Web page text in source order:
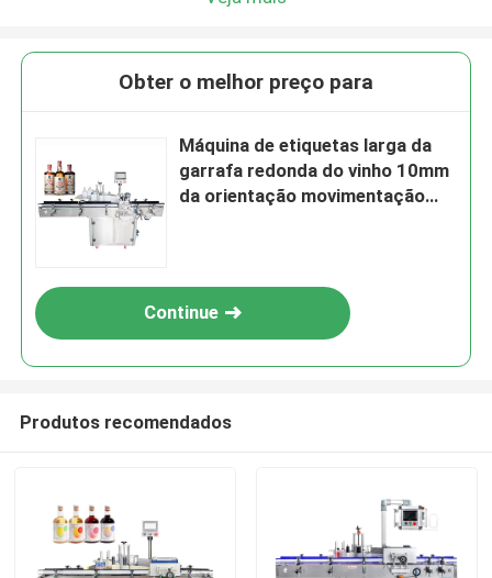
Obter o melhor preço para
Máquina de etiquetas larga da
garrafa redonda do vinho 10mm
da orientação movimentação
Continue
Produtos recomendados